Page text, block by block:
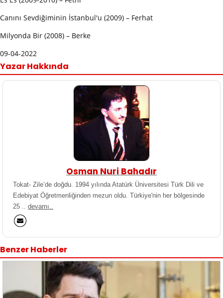
Canını Sevdiğiminin İstanbul'u (2009) – Ferhat
Milyonda Bir (2008) – Berke
09-04-2022
Yazar Hakkında
Osman Nuri Bahadır
Tokat- Zile’de doğdu. 1994 yılında Atatürk Üniversitesi Türk Dili ve
Edebiyat Öğretmenliğinden mezun oldu. Türkiye'nin her bölgesinde
25 .. devamı..
Benzer Haberler